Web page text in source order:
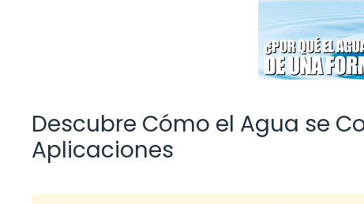
Descubre Cómo el Agua se
Aplicaciones